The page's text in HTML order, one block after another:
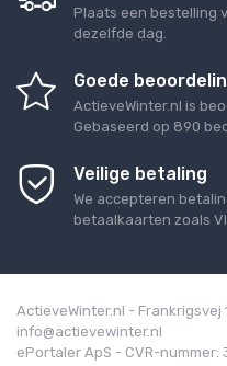
Plaats een bestelling
dezelfde dag.
Goede
ActieveWinter.nl is
Gebaseerd op 890
Veilige betaling
We accepteren
betaalkaarten zoals
ActieveWinter.nl - Frankrigsvej
info@actievewinter.nl
ePortaler ApS - CVR-nummer: